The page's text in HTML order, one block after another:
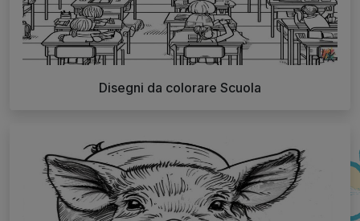
Disegni da colorare Scuola